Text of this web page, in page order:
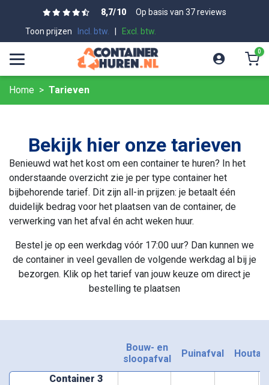
8,7/10
Op basis van 37 reviews
Toon prijzen
Incl. btw. Excl. btw.
0
Home Tarieven
Bekijk hier onze tarieven
Benieuwd wat het kost om een container te huren? In het
onderstaande overzicht zie je per type container het
bijbehorende tarief. Dit zijn all-in prijzen: je betaalt één
duidelijk bedrag voor het plaatsen van de container, de
verwerking van het afval én acht weken huur.
Bestel je op een werkdag vóór 17:00 uur? Dan kunnen we
de container in veel gevallen de volgende werkdag al bij je
bezorgen. Klik op het tarief van jouw keuze om direct je
bestelling te plaatsen
Bouw- en
sloopafval
Puinafval
Container 3